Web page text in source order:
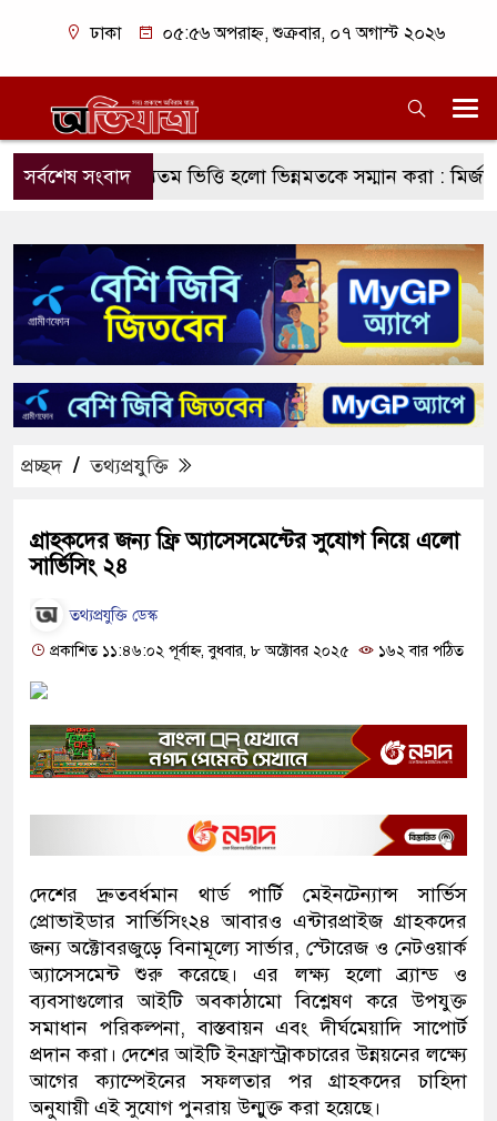
ঢাকা ০৫:৫৬ অপরাহ্ন, শুক্রবার, ০৭ অগাস্ট ২০২৬
সর্বশেষ সংবাদ
অন্যতম ভিত্তি হলো ভিন্নমতকে সম্মান করা : মির্জা ফখরুল
প্রচ্ছদ/তথ্যপ্রযুক্তি
গ্রাহকদের জন্য ফ্রি অ্যাসেসমেন্টের সুযোগ নিয়ে এলো
সার্ভিসিং ২৪
তথ্যপ্রযুক্তি ডেস্ক
প্রকাশিত ১১:৪৬:০২ পূর্বাহ্ন, বুধবার, ৮ অক্টোবর ২০২৫
১৬২ বার পঠিত
দেশের দ্রুতবর্ধমান থার্ড পার্টি মেইনটেন্যান্স সার্ভিস
প্রোভাইডার সার্ভিসিং২৪ আবারও এন্টারপ্রাইজ গ্রাহকদের
জন্য অক্টোবরজুড়ে বিনামূল্যে সার্ভার, স্টোরেজ ও নেটওয়ার্ক
অ্যাসেসমেন্ট শুরু করেছে। এর লক্ষ্য হলো ব্র্যান্ড ও
ব্যবসাগুলোর আইটি অবকাঠামো বিশ্লেষণ করে উপযুক্ত
সমাধান পরিকল্পনা, বাস্তবায়ন এবং দীর্ঘমেয়াদি সাপোর্ট
প্রদান করা। দেশের আইটি ইনফ্রাস্ট্রাকচারের উন্নয়নের লক্ষ্যে
আগের ক্যাম্পেইনের সফলতার পর গ্রাহকদের চাহিদা
অনুযায়ী এই সুযোগ পুনরায় উন্মুক্ত করা হয়েছে।